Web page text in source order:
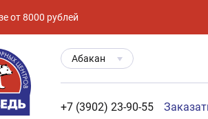
от 8000 рублей
Абакан
+7 (3902) 23-90-55